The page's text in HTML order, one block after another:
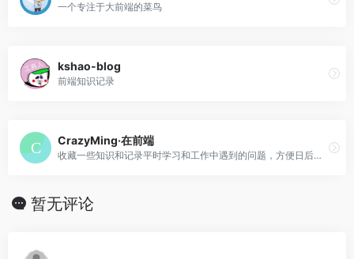
一个专注于大前端的菜鸟
kshao-blog
前端知识记录
CrazyMing·在前端
收藏一些知识和记录平时学习和工作中遇到的问题，方便日后查阅。
暂无评论